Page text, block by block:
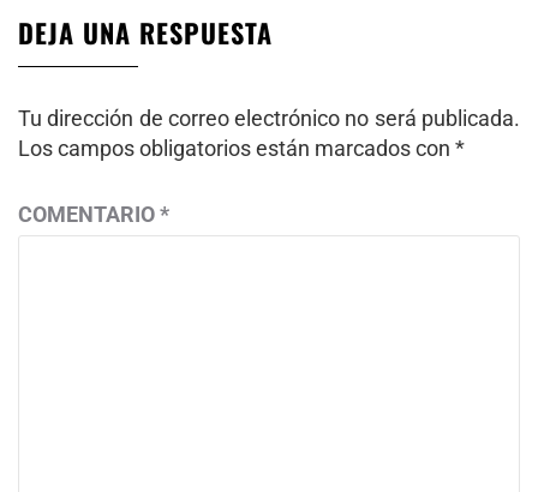
DEJA UNA RESPUESTA
Tu dirección de correo electrónico no será publicada.
Los campos obligatorios están marcados con *
COMENTARIO*